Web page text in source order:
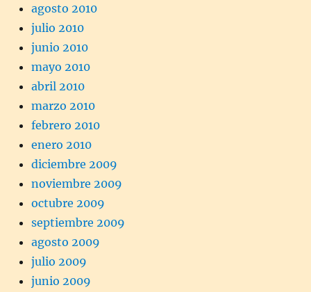
agosto 2010
julio 2010
junio 2010
mayo 2010
abril 2010
marzo 2010
febrero 2010
enero 2010
diciembre 2009
noviembre 2009
octubre 2009
septiembre 2009
agosto 2009
julio 2009
junio 2009